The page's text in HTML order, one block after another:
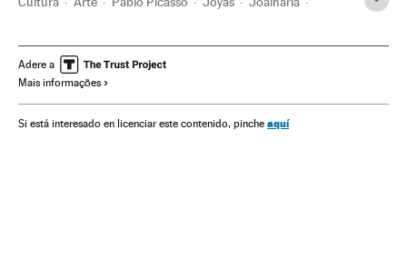
Adere a
Mais informações
Si está interesado en licenciar este contenido, pinche aquí